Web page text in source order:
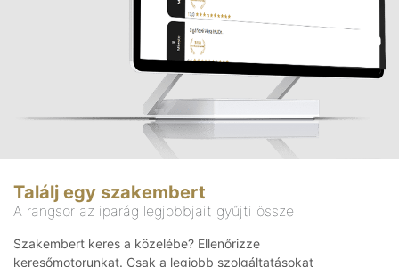
Találj egy szakembert
A rangsor az iparág legjobbjait gyűjti össze
Szakembert keres a közelébe? Ellenőrizze
keresőmotorunkat. Csak a legjobb szolgáltatásokat